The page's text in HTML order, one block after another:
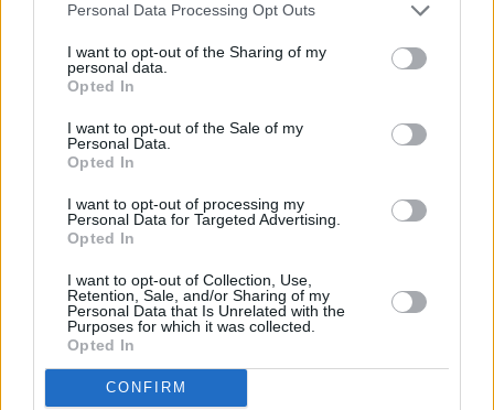
Personal Data Processing Opt Outs
I want to opt-out of the Sharing of my
personal data.
Opted In
I want to opt-out of the Sale of my
Personal Data.
Opted In
I want to opt-out of processing my
Personal Data for Targeted Advertising.
Opted In
I want to opt-out of Collection, Use,
Retention, Sale, and/or Sharing of my
Personal Data that Is Unrelated with the
Purposes for which it was collected.
Opted In
CONFIRM
Δήμητρα Δερζέκου: «Λέω τη δική μου
αλήθεια»
Συνεντεύξεις 18/11/2025
Τζεφ Μοντάνα: «Κανένας δεν μπορεί
να σου πει ποιος είσαι»